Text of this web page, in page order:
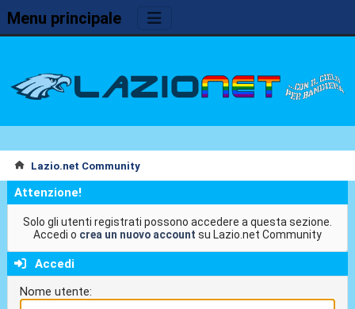
Menu principale
Lazio.net Community
Attenzione!
Solo gli utenti registrati possono accedere a questa sezione.
Accedi o crea un nuovo account su Lazio.net Community
Accedi
Nome utente: